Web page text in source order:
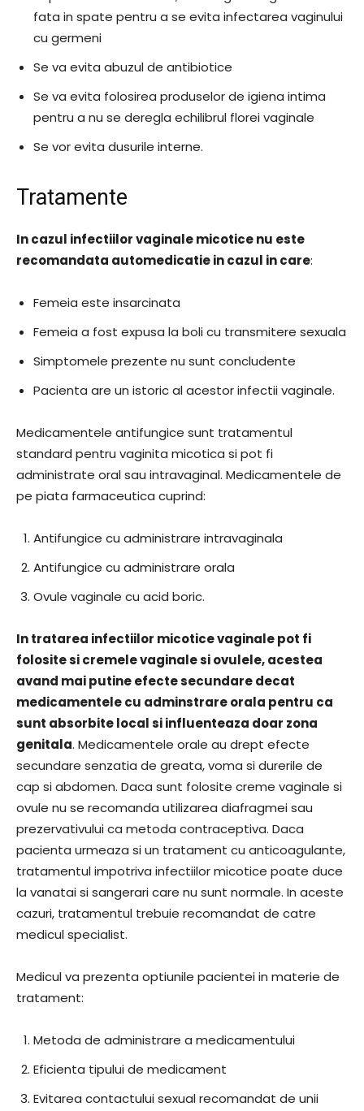
fata in spate pentru a se evita infectarea vaginului
cu germeni
Se va evita abuzul de antibiotice
Se va evita folosirea produselor de igiena intima
pentru a nu se deregla echilibrul florei vaginale
Se vor evita dusurile interne.
Tratamente
In cazul infectiilor vaginale micotice nu este
recomandata automedicatie in cazul in care:
Femeia este insarcinata
Femeia a fost expusa la boli cu transmitere sexuala
Simptomele prezente nu sunt concludente
Pacienta are un istoric al acestor infectii vaginale.
Medicamentele antifungice sunt tratamentul
standard pentru vaginita micotica si pot fi
administrate oral sau intravaginal. Medicamentele de
pe piata farmaceutica cuprind:
Antifungice cu administrare intravaginala
Antifungice cu administrare orala
Ovule vaginale cu acid boric.
In tratarea infectiilor micotice vaginale pot fi
folosite si cremele vaginale si ovulele, acestea
avand mai putine efecte secundare decat
medicamentele cu adminstrare orala pentru ca
sunt absorbite local si influenteaza doar zona
genitala. Medicamentele orale au drept efecte
secundare senzatia de greata, voma si durerile de
cap si abdomen. Daca sunt folosite creme vaginale si
ovule nu se recomanda utilizarea diafragmei sau
prezervativului ca metoda contraceptiva. Daca
pacienta urmeaza si un tratament cu anticoagulante,
tratamentul impotriva infectiilor micotice poate duce
la vanatai si sangerari care nu sunt normale. In aceste
cazuri, tratamentul trebuie recomandat de catre
medicul specialist.
Medicul va prezenta optiunile pacientei in materie de
tratament:
Metoda de administrare a medicamentului
Eficienta tipului de medicament
Evitarea contactului sexual recomandat de unii